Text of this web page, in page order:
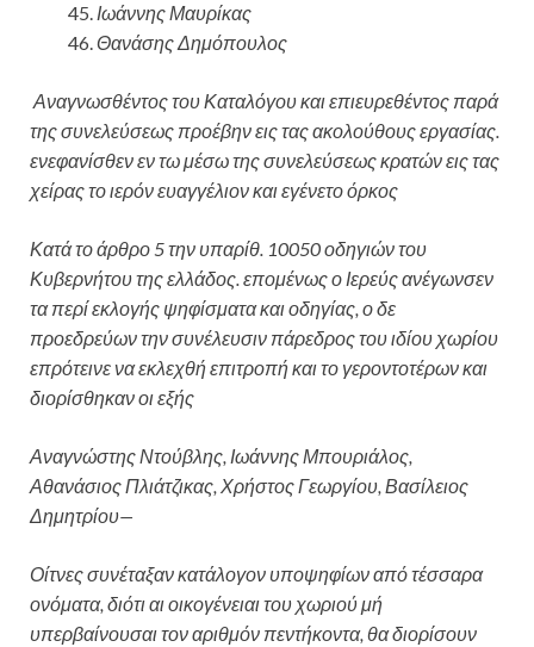
Ιωάννης Μαυρίκας
Θανάσης Δημόπουλος
Αναγνωσθέντος του Καταλόγου και επιευρεθέντος παρά
της συνελεύσεως προέβην εις τας ακολούθους εργασίας.
ενεφανίσθεν εν τω μέσω της συνελεύσεως κρατών εις τας
χείρας το ιερόν ευαγγέλιον και εγένετο όρκος
Κατά το άρθρο 5 την υπαρίθ. 10050 οδηγιών του
Κυβερνήτου της ελλάδος. επομένως ο Ιερεύς ανέγωνσεν
τα περί εκλογής ψηφίσματα και οδηγίας, ο δε
προεδρεύων την συνέλευσιν πάρεδρος του ιδίου χωρίου
επρότεινε να εκλεχθή επιτροπή και το γεροντοτέρων και
διορίσθηκαν οι εξής
Αναγνώστης Ντούβλης, Ιωάννης Μπουριάλος,
Αθανάσιος Πλιάτζικας, Χρήστος Γεωργίου, Βασίλειος
Δημητρίου—
Οίτνες συνέταξαν κατάλογον υποψηφίων από τέσσαρα
ονόματα, διότι αι οικογένειαι του χωριού μή
υπερβαίνουσαι τον αριθμόν πεντήκοντα, θα διορίσουν